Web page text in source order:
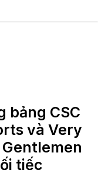
nghệ
bảng CSC
và Very
tiếc